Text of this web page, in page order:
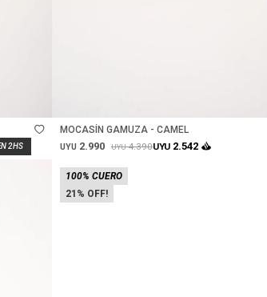
MOCASÍN GAMUZA - CAMEL
UYU 2.990 UYU4.390UYU 2.542
21
100% CUERO